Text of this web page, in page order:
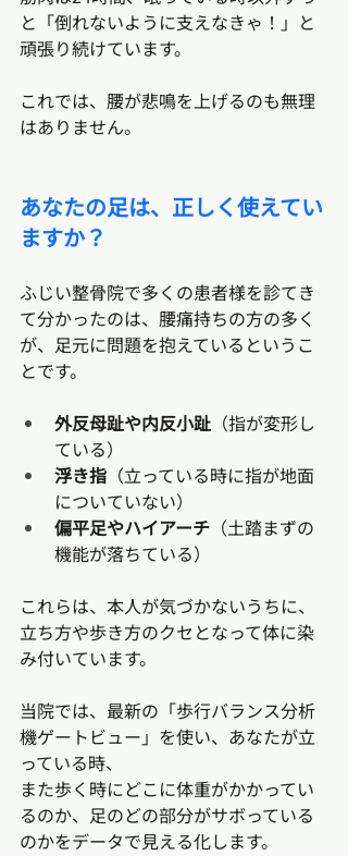
と「倒れないように支えなきゃ！」と
頑張り続けています。
これでは、腰が悲鳴を上げるのも無理
はありません。
あなたの足は、正しく使えてい
ますか？
ふじい整骨院で多くの患者様を診てき
て分かったのは、腰痛持ちの方の多く
が、足元に問題を抱えているというこ
とです。
外反母趾や内反小趾 （指が変形し
ている）
浮き指 （立っている時に指が地面
についていない）
偏平足やハイアーチ （土踏まずの
機能が落ちている）
これらは、本人が気づかないうちに、
立ち方や歩き方のクセとなって体に染
み付いています。
当院では、最新の「歩行バランス分析
機ゲートビュー」を使い、あなたが立
っている時、
また歩く時にどこに体重がかかってい
るのか、足のどの部分がサボっている
のかをデータで見える化します。